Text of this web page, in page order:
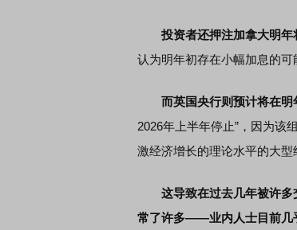
投资者还押注加拿大明
认为明年初存在小幅加息的可
而英国央行则预计将在明
2026年上半年停止”，因为
激经济增长的理论水平的大型
这导致在过去几年被许
常了许多——业内人士目前几